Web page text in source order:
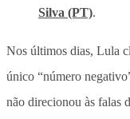
Silva (PT).
Nos últimos dias, Lula
único “número
não direcionou às falas